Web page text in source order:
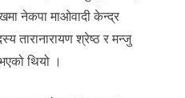
नेकपा माओवादी केन्द्र
तारानारायण श्रेष्ठ र मन्जु
थियो ।